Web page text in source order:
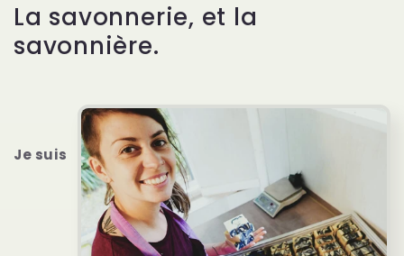
La savonnerie, et la
savonnière.
Je suis